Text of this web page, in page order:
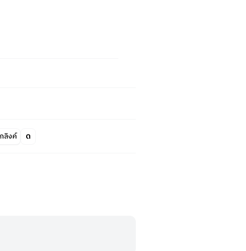
ลิงค์